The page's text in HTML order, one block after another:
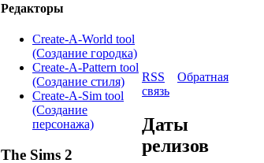
Редакторы
Create-A-World tool
(Создание городка)
Create-A-Pattern tool
(Создание стиля)
Create-A-Sim tool
(Создание
персонажа)
The Sims 2
RSS
Обратная
связь
Даты
релизов